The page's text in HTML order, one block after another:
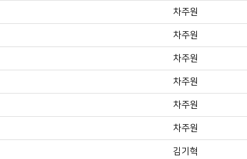
차주원
차주원
차주원
차주원
차주원
차주원
김기혁